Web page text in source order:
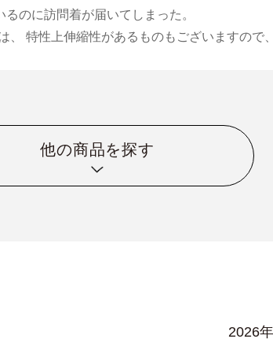
のに訪問着が届いてしまった。
、 特性上伸縮性があるものもございますので
他の商品を探す
2026